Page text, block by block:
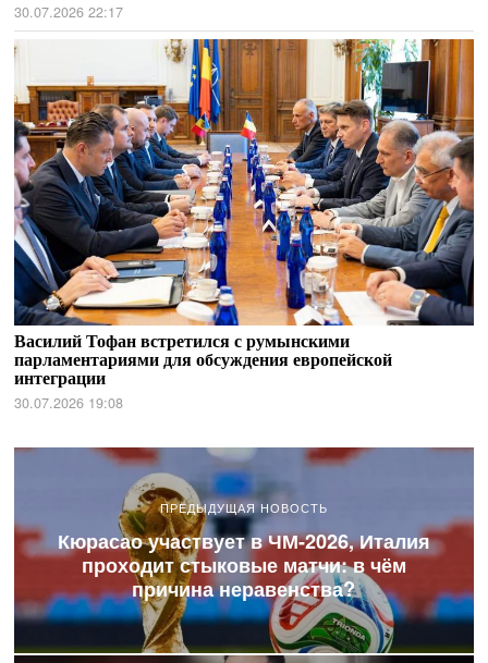
30.07.2026 22:17
Василий Тофан встретился с румынскими
парламентариями для обсуждения европейской
интеграции
30.07.2026 19:08
ПРЕДЫДУЩАЯ НОВОСТЬ
Кюрасао участвует в ЧМ-2026, Италия
проходит стыковые матчи: в чём
причина неравенства?